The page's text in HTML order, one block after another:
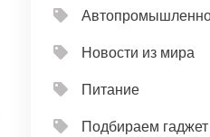
Новости из мира
Питание
Подбираем гаджет